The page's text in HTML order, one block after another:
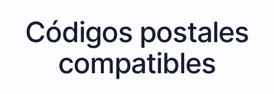
Códigos postales
compatibles